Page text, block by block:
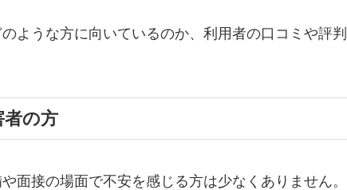
ような方に向いているのか、利用者の口コミや評判
者の方
面接の場面で不安を感じる方は少なくありません。